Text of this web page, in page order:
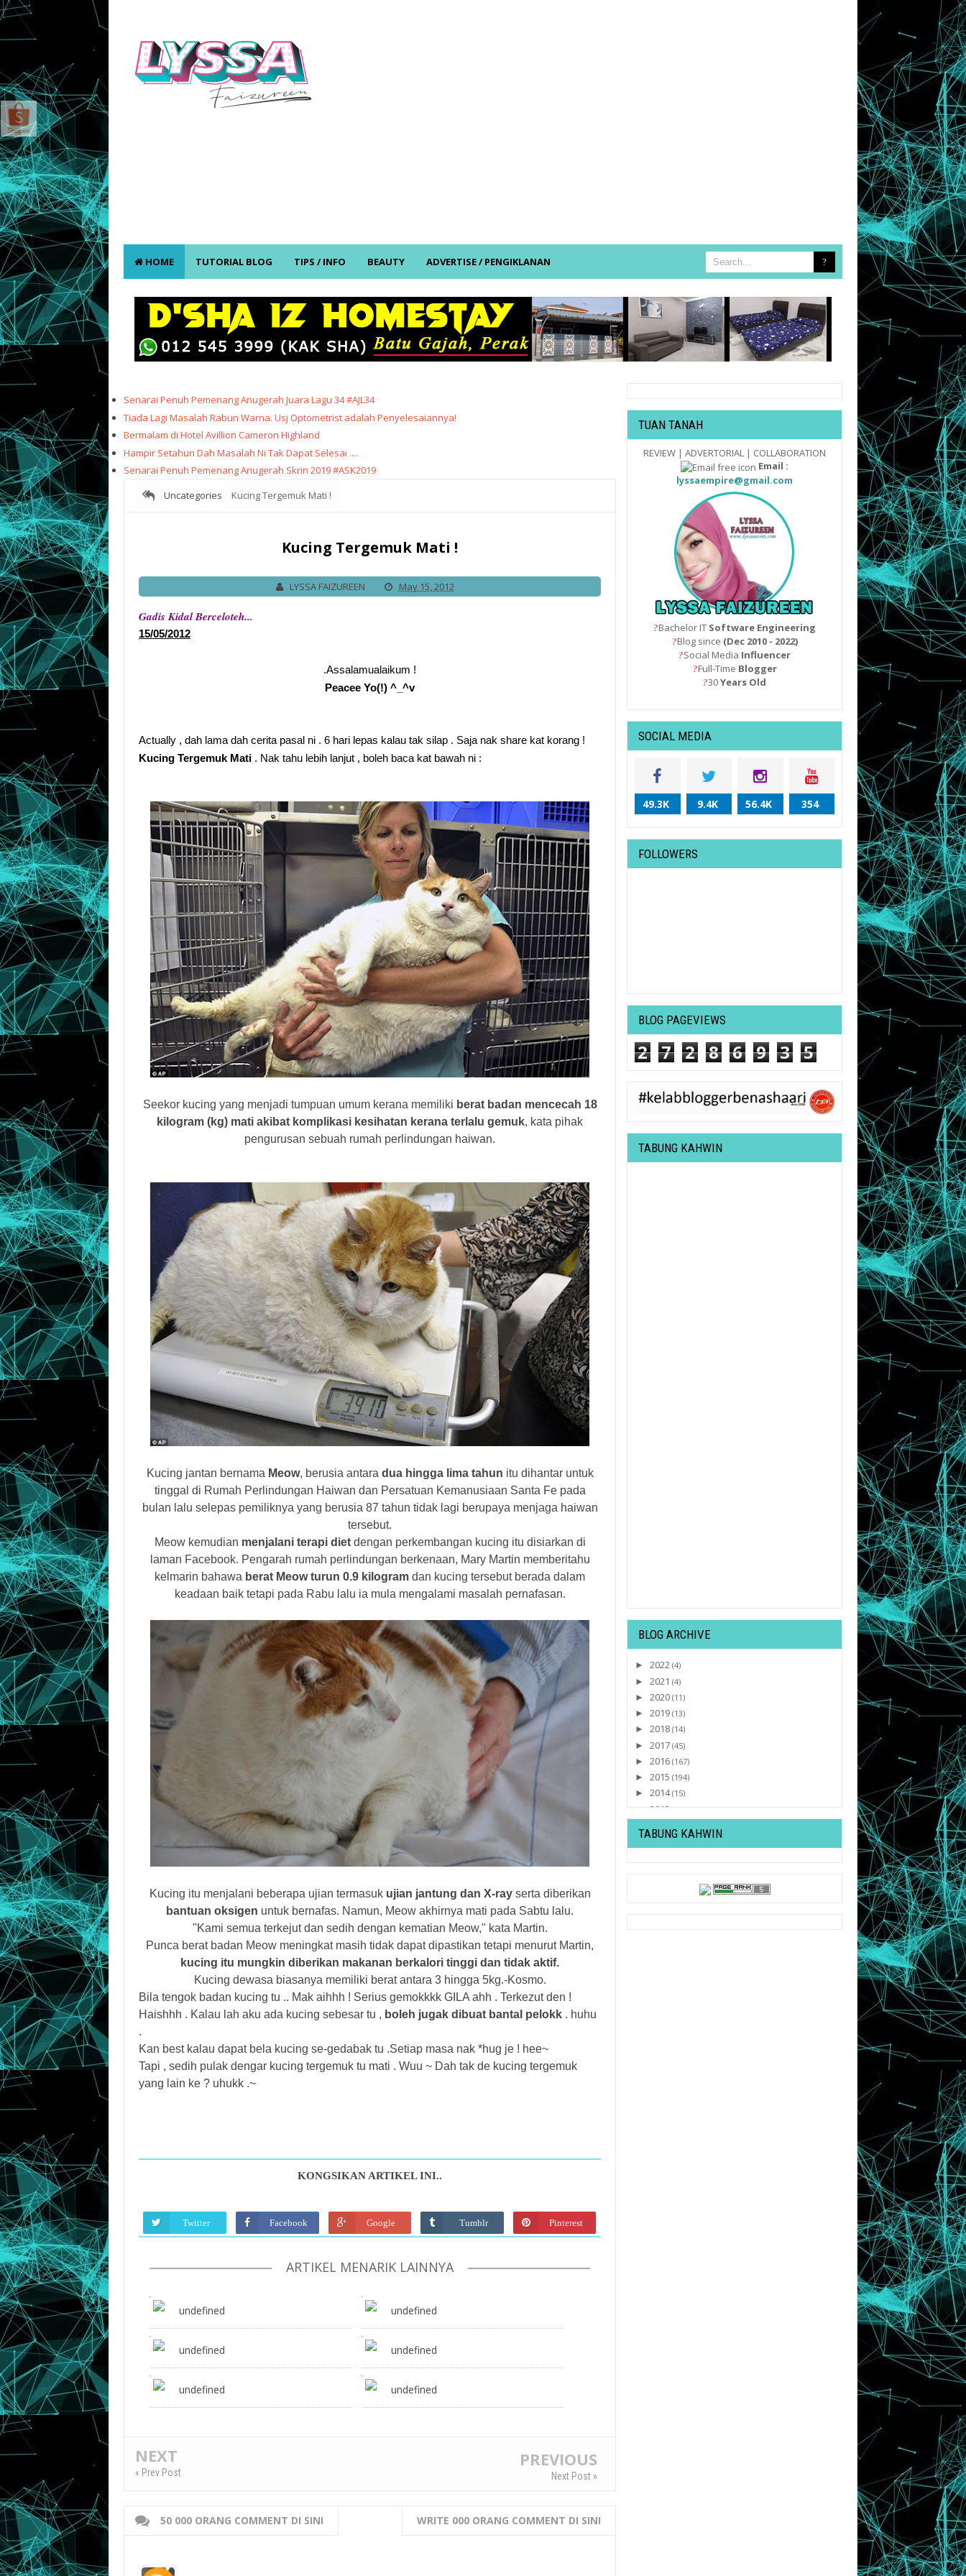
HOME TUTORIAL BLOG TIPS / INFO BEAUTY ADVERTISE / PENGIKLANAN
Senarai Penuh Pemenang Anugerah Juara Lagu 34 #AJL34
Tiada Lagi Masalah Rabun Warna. Usj Optometrist adalah Penyelesaiannya!
Bermalam di Hotel Avillion Cameron Highland
Hampir Setahun Dah Masalah Ni Tak Dapat Selesai ....
Senarai Penuh Pemenang Anugerah Skrin 2019 #ASK2019
Uncategories
Kucing Tergemuk Mati !
Kucing Tergemuk Mati !
LYSSA FAIZUREEN May 15, 2012
Gadis Kidal Berceloteh...
15/05/2012
.Assalamualaikum !
Peacee Yo(!) ^_^v
Actually , dah lama dah cerita pasal ni . 6 hari lepas kalau tak silap . Saja nak share kat korang !
Kucing Tergemuk Mati . Nak tahu lebih lanjut , boleh baca kat bawah ni :
Seekor kucing yang menjadi tumpuan umum kerana memiliki berat badan mencecah 18
kilogram (kg) mati akibat komplikasi kesihatan kerana terlalu gemuk, kata pihak
pengurusan sebuah rumah perlindungan haiwan.
Kucing jantan bernama Meow, berusia antara dua hingga lima tahun itu dihantar untuk
tinggal di Rumah Perlindungan Haiwan dan Persatuan Kemanusiaan Santa Fe pada
bulan lalu selepas pemiliknya yang berusia 87 tahun tidak lagi berupaya menjaga haiwan
tersebut.
Meow kemudian menjalani terapi dietdengan perkembangan kucing itu disiarkan di
laman Facebook. Pengarah rumah perlindungan berkenaan, Mary Martin memberitahu
kelmarin bahawa berat Meow turun 0.9 kilogram dan kucing tersebut berada dalam
keadaan baik tetapi pada Rabu lalu ia mula mengalami masalah pernafasan.
Kucing itu menjalani beberapa ujian termasuk ujian jantung dan X-rayserta diberikan
bantuan oksigen untuk bernafas. Namun, Meow akhirnya mati pada Sabtu lalu.
"Kami semua terkejut dan sedih dengan kematian Meow," kata Martin.
Punca berat badan Meow meningkat masih tidak dapat dipastikan tetapi menurut Martin,
kucing itu mungkin diberikan makanan berkalori tinggi dan tidak aktif.
Kucing dewasa biasanya memiliki berat antara 3 hingga 5kg.-Kosmo.
Bila tengok badan kucing tu .. Mak aihhh ! Serius gemokkkk GILA ahh . Terkezut den !
Haishhh . Kalau lah aku ada kucing sebesar tu , boleh jugak dibuat bantal pelokk . huhu
.
Kan best kalau dapat bela kucing se-gedabak tu .Setiap masa nak *hug je ! hee~
Tapi , sedih pulak dengar kucing tergemuk tu mati . Wuu ~ Dah tak de kucing tergemuk
yang lain ke ? uhukk .~
KONGSIKAN ARTIKEL INI..
Twitter Facebook Google Tumblr Pinterest
ARTIKEL MENARIK LAINNYA
undefined undefined
undefined undefined
undefined undefined
NEXT
« Prev Post
PREVIOUS
Next Post »
50 000 ORANG COMMENT DI SINI WRITE 000 ORANG COMMENT DI SINI
TUAN TANAH
REVIEW | ADVERTORIAL | COLLABORATION
Email :
lyssaempire@gmail.com
?Bachelor IT Software Engineering
?Blog since (Dec 2010 - 2022)
?Social Media Influencer
?Full-Time Blogger
?30Years Old
SOCIAL MEDIA
49.3K 9.4K 56.4K 354
FOLLOWERS
BLOG PAGEVIEWS
2 7 2 8 6 9 3 5
TABUNG KAHWIN
BLOG ARCHIVE
► 2022 (4)
► 2021 (4)
► 2020 (11)
► 2019 (13)
► 2018 (14)
► 2017 (45)
► 2016 (167)
► 2015 (194)
► 2014(15)
2013
►December(20)
September (36)
TABUNG KAHWIN